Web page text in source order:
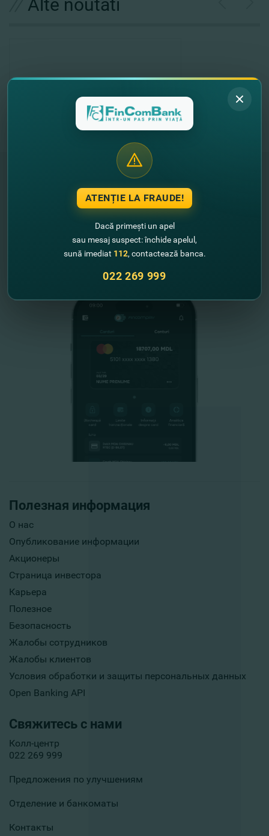
Alte noutati
Полезная информация
О нас
Опубликование информации
Акционеры
Страница инвестора
Карьера
Полезное
Безопасность
Жалобы сотрудников
Жалобы клиентов
Условия обработки и защиты персональных данных
Open Banking API
Свяжитесь с нами
Колл-центр
022 269 999
Предложения по улучшениям
Отделение и банкоматы
Контакты
"FinComBank" S.A. является членом
Схемы гарантирования депозитов
Республики Молдова
FinComPay Mobile
ATENȚIE LA FRAUDE!
Dacă primești un apel
sau mesaj suspect: închide apelul,
sună imediat 112, contactează banca.
022 269 999